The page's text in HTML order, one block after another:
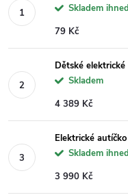
Skladem
79 Kč
Dětské
Skladem
4 389 Kč
Elektrické
Skladem
3 990 Kč